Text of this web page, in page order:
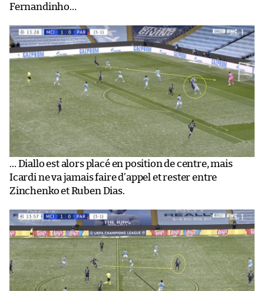
Fernandinho…
… Diallo est alors placé en position de centre, mais
Icardi ne va jamais faire d’appel et rester entre
Zinchenko et Ruben Dias.